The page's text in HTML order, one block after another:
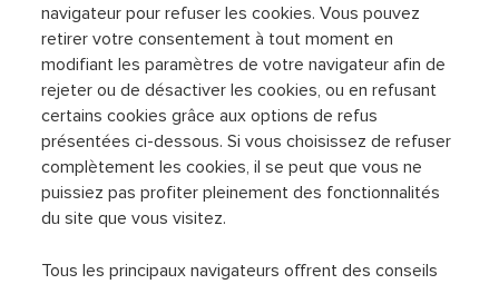
navigateur pour refuser les cookies. Vous pouvez
retirer votre consentement à tout moment en
modifiant les paramètres de votre navigateur afin de
rejeter ou de désactiver les cookies, ou en refusant
certains cookies grâce aux options de refus
présentées ci-dessous. Si vous choisissez de refuser
complètement les cookies, il se peut que vous ne
puissiez pas profiter pleinement des fonctionnalités
du site que vous visitez.
Tous les principaux navigateurs offrent des conseils